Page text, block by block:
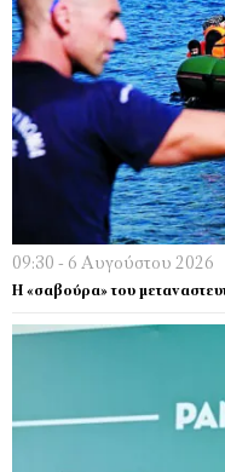
09:30 - 6 Αυγούστου 2026
Η «σαβούρα» του